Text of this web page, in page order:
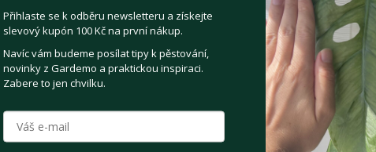
Kategorie: Pokojové rostliny
Přihlaste se k odběru newsletteru a získejte
slevový kupón 100 Kč na první nákup.
Navíc vám budeme posílat tipy k pěstování,
novinky z Gardemo a praktickou inspiraci.
Zabere to jen chvilku.